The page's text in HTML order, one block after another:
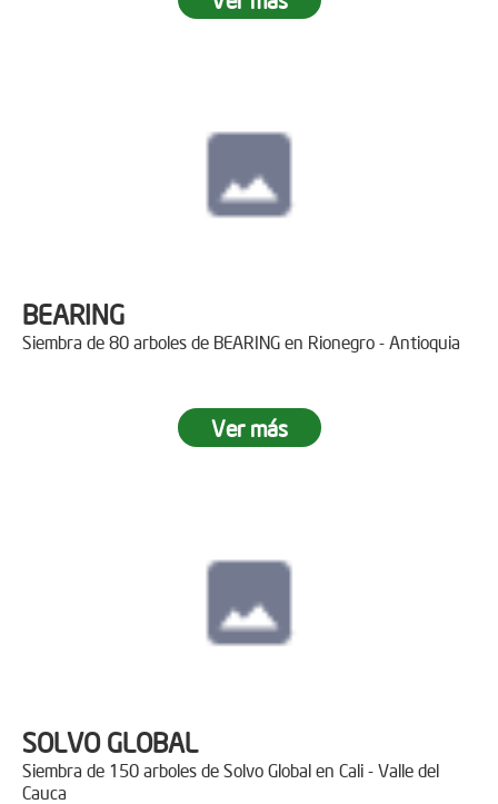
BEARING
Siembra de 80 arboles de BEARING en Rionegro - Antioquia
Ver más
SOLVO GLOBAL
Siembra de 150 arboles de Solvo Global en Cali - Valle del
Cauca